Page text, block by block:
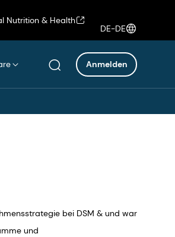
Nutrition & Health
DE-DE
Anmelden
bei DSM & und war
und